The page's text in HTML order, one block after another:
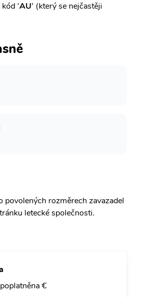
'AU' (který se nejčastěji
povolených rozměrech zavazadel
letecké společnosti.
€